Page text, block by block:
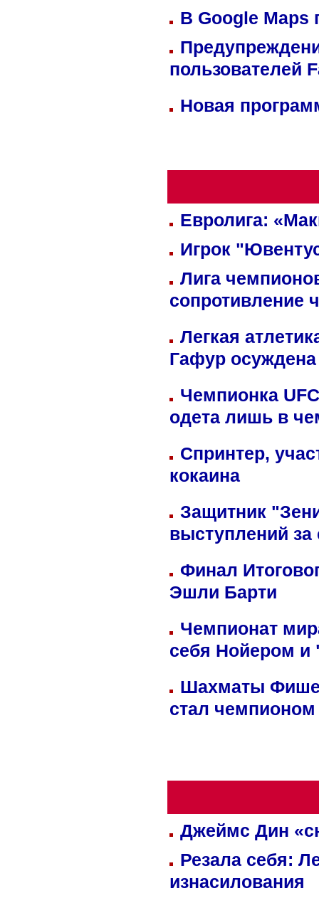
В Google Maps
пользователей
Новая
Евролига:
Игрок
Лига
сопротивление
Легкая
Гафур осуждена
Чемпионка
одета лишь в
Спринтер,
кокаина
Защитник
выступлений
Финал
Эшли Барти
Чемпионат
себя Нойером и
Шахматы
стал
Джеймс Дин
Резала себя:
изнасилования